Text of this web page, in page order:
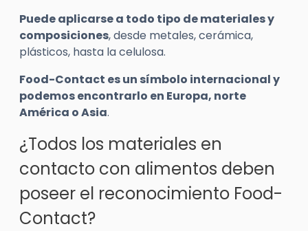
Puede aplicarse a todo tipo de materiales y
composiciones, desde metales, cerámica,
plásticos, hasta la celulosa.
Food-Contact es un símbolo internacional y
podemos encontrarlo en Europa, norte
América o Asia.
¿Todos los materiales en
contacto con alimentos deben
poseer el reconocimiento Food-
Contact?